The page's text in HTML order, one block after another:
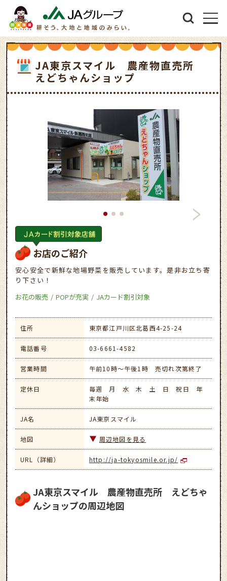
JA東京スマイル 農産物直売所
えどちゃんショップ
お店のご紹介
安心安全で新鮮な地場野菜を販売しています。是非お立ち寄
り下さい！
お花の販売
POPが充実 JAカード割引対象
住所 東京都江戸川区北葛西4-25-24
電話番号 03-6661-4582
営業時間 午前10時～午後1時 売切れ次第終了
定休日
毎週 月 水 木 土 日 祝日 年
末年始
JA名 JA東京スマイル
地図 周辺地図を見る
URL（詳細） http://ja-tokyosmile.or.jp/
JA東京スマイル 農産物直売所 えどちゃ
んショップの周辺地図